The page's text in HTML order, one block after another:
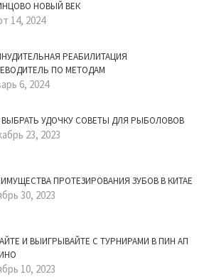
НОВЫЙ ВЕК
14, 2024
РЕАБИЛИТАЦИЯ
ПО МЕТОДАМ
6, 2024
ВЫБРАТЬ УДОЧКУ СОВЕТЫ ДЛЯ РЫБОЛОВОВ
23, 2023
ПРОТЕЗИРОВАНИЯ ЗУБОВ В КИТАЕ
30, 2023
И ВЫИГРЫВАЙТЕ С ТУРНИРАМИ В ПИН АП
10, 2023